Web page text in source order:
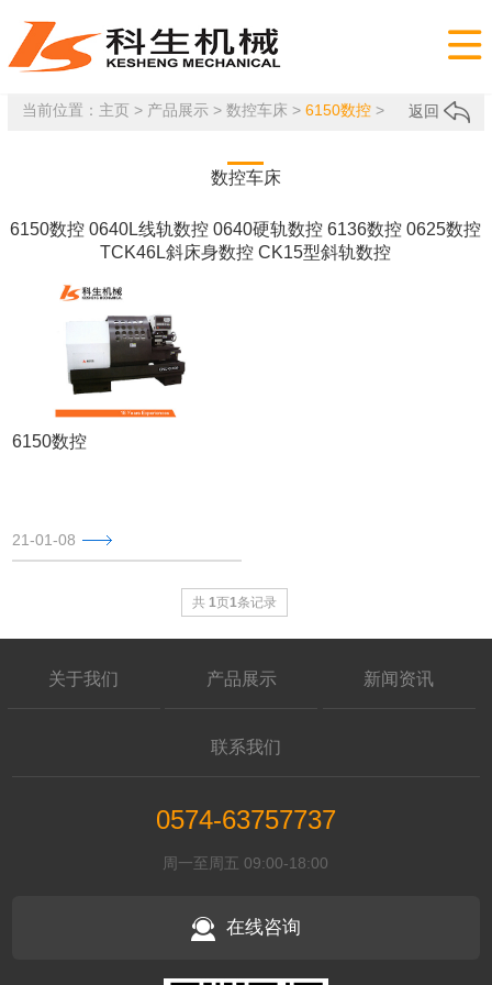

当前位置： 主页> 产品展示> 数控车床 > 6150数控> 返回
数控车床
6150数控 0640L线轨数控 0640硬轨数控 6136数控 0625数控
TCK46L斜床身数控 CK15型斜轨数控
6150数控
21-01-08
共1页1条记录
关于我们 产品展示 新闻资讯
联系我们
0574-63757737
周一至周五 09:00-18:00
在线咨询